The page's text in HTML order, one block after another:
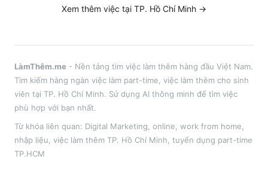
Xem thêm việc tại TP. Hồ Chí Minh →
LàmThêm.me - Nền tảng tìm việc làm thêm hàng đầu Việt Nam.
Tìm kiếm hàng ngàn việc làm part-time, việc làm thêm cho sinh
viên tại TP. Hồ Chí Minh. Sử dụng AI thông minh để tìm việc
phù hợp với bạn nhất.
Từ khóa liên quan: Digital Marketing online, work from home,
nhập liệu , việc làm thêm TP. Hồ Chí Minh , tuyển dụng part-time
TP.HCM